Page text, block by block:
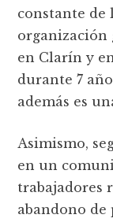
constante de
organización
en Clarín y
durante 7
además es
Asimismo,
en un
trabajadores
abandono de